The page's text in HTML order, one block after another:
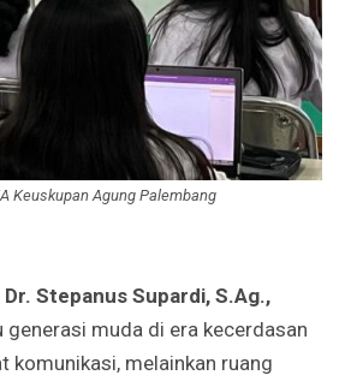
Keuskupan Agung Palembang
Dr. Stepanus Supardi, S.Ag.,
muda di era kecerdasan
komunikasi, melainkan ruang